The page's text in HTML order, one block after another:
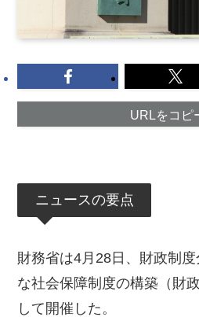
URLをコピ
ニュースの要点
財務省は4月28日、財政制
な社会保障制度の構築（財
して開催した。